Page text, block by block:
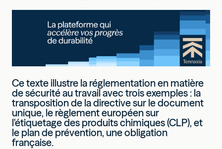
Ce texte illustre la réglementation en matière
de sécurité au travail avec trois exemples : la
transposition de la directive sur le document
unique, le règlement européen sur
l'étiquetage des produits chimiques (CLP), et
le plan de prévention, une obligation
française.